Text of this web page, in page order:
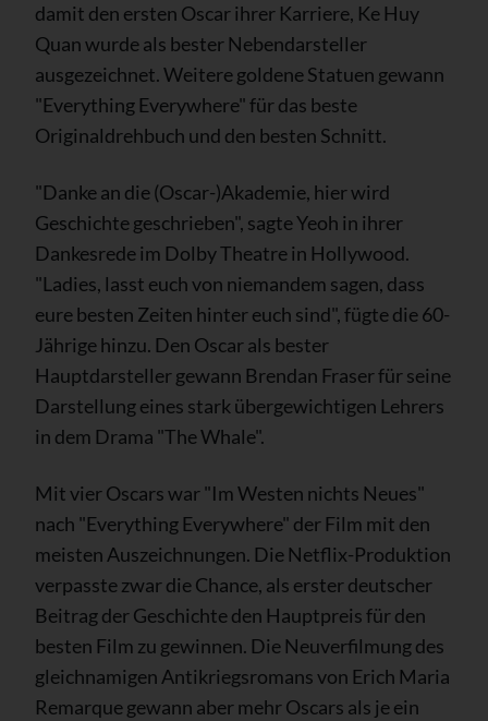
damit den ersten Oscar ihrer Karriere, Ke Huy
Quan wurde als bester Nebendarsteller
ausgezeichnet. Weitere goldene Statuen gewann
"Everything Everywhere" für das beste
Originaldrehbuch und den besten Schnitt.
"Danke an die (Oscar-)Akademie, hier wird
Geschichte geschrieben", sagte Yeoh in ihrer
Dankesrede im Dolby Theatre in Hollywood.
"Ladies, lasst euch von niemandem sagen, dass
eure besten Zeiten hinter euch sind", fügte die 60-
Jährige hinzu. Den Oscar als bester
Hauptdarsteller gewann Brendan Fraser für seine
Darstellung eines stark übergewichtigen Lehrers
in dem Drama "The Whale".
Mit vier Oscars war "Im Westen nichts Neues"
nach "Everything Everywhere" der Film mit den
meisten Auszeichnungen. Die Netflix-Produktion
verpasste zwar die Chance, als erster deutscher
Beitrag der Geschichte den Hauptpreis für den
besten Film zu gewinnen. Die Neuverfilmung des
gleichnamigen Antikriegsromans von Erich Maria
Remarque gewann aber mehr Oscars als je ein